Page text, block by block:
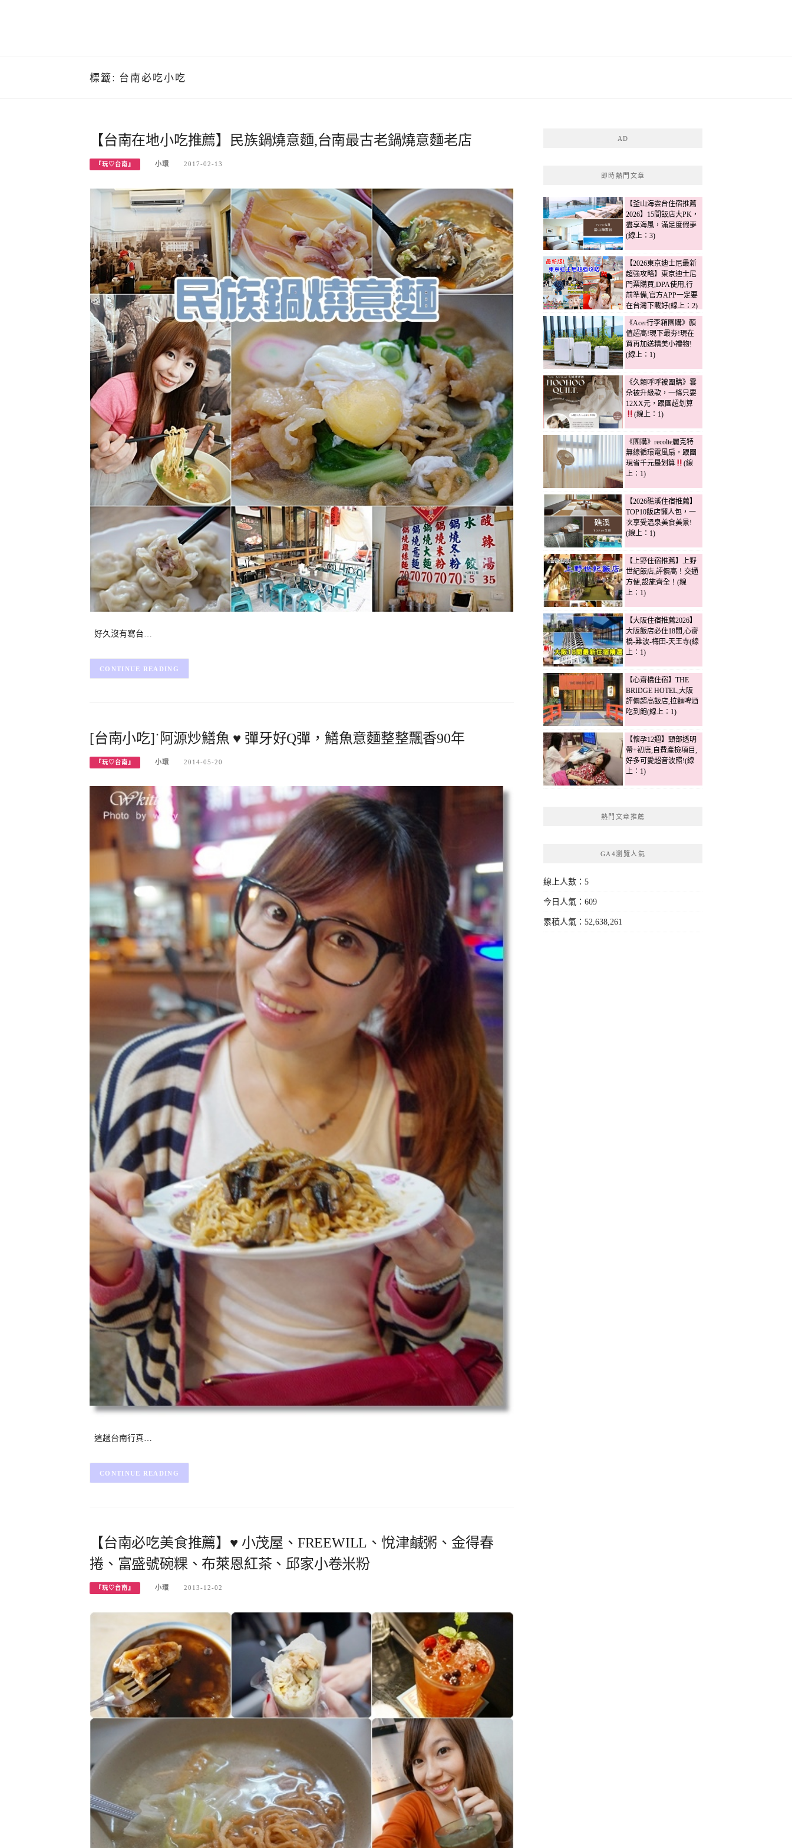
標籤: 台南必吃小吃
【台南在地小吃推薦】民族鍋燒意麵,台南最古老鍋燒意麵老店
『玩♡台南』 小環 2017-02-13
好久沒有寫台…
CONTINUE READING
[台南小吃]˙阿源炒鱔魚 ♥ 彈牙好Q彈，鱔魚意麵整整飄香90年
『玩♡台南』 小環 2014-05-20
這趟台南行真…
CONTINUE READING
【台南必吃美食推薦】♥ 小茂屋、FREEWILL、悅津鹹粥、金得春
捲、富盛號碗粿、布萊恩紅茶、邱家小卷米粉
『玩♡台南』 小環 2013-12-02
AD
即時熱門文章
【釜山海雲台住宿推薦
2026】15間飯店大PK，
盡享海風，滿足度假夢
(線上：3)
【2026東京迪士尼最新
超強攻略】東京迪士尼
門票購買,DPA使用,行
前準備,官方APP一定要
在台灣下載好(線上：2)
《Acer行李箱團購》顏
值超高!現下最夯!現在
買再加送精美小禮物!
(線上：1)
《久賴呼呼被團購》雲
朵被升級款，一條只要
12XX元，跟團超划算
(線上：1)
《團購》recolte麗克特
無線循環電風扇，跟團
現省千元最划算
(線
上：1)
【2026礁溪住宿推薦】
TOP10飯店懶人包，一
次享受溫泉美食美景!
(線上：1)
【上野住宿推薦】上野
世紀飯店,評價高！交通
方便,設施齊全！(線
上：1)
【大阪住宿推薦2026】
大阪飯店必住18間,心齋
橋-難波-梅田-天王寺(線
上：1)
【心齋橋住宿】THE
BRIDGE HOTEL,大阪
評價超高飯店,拉麵啤酒
吃到飽(線上：1)
【懷孕12週】頸部透明
帶+初唐,自費產檢項目,
好多可愛超音波照!(線
上：1)
熱門文章推薦
GA4瀏覽人氣
線上人數：5
今日人氣：609
累積人氣：52,638,261